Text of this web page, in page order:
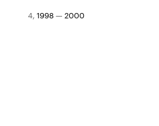
4, 1998— 2000